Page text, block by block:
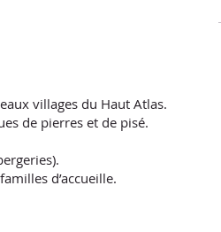
villages du Haut Atlas.
de pierres et de pisé.
d’accueille.